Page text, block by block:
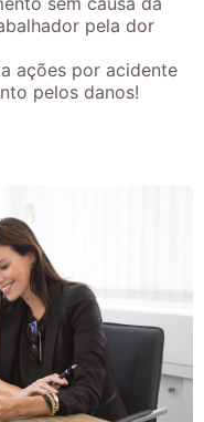
pela dor
ações por acidente
pelos danos!